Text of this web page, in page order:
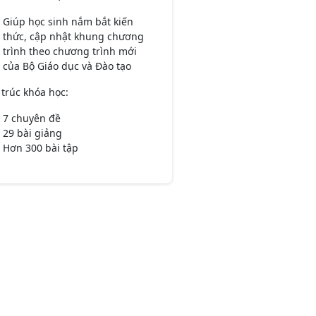
Lịch sử và địa lí
Khoa học tự nhiên
Giáo dục công dân
Giúp học sinh nắm bắt kiến
thức, cập nhật khung chương
trình theo chương trình mới
của Bộ Giáo dục và Đào tạo
trúc khóa học:
7 chuyên đề
29 bài giảng
Hơn 300 bài tập